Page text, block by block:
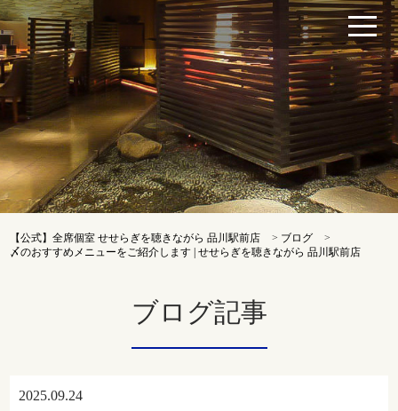
【公式】全席個室 せせらぎを聴きながら 品川駅前店 > ブログ
>
〆のおすすめメニューをご紹介します | せせらぎを聴きながら 品川駅前店
ブログ記事
2025.09.24